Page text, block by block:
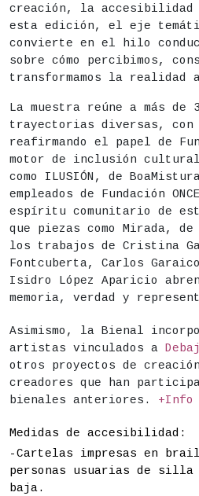
creación, la
esta edición, el eje
convierte en el hilo
sobre cómo percibimos,
transformamos la
La muestra reúne a más
trayectorias diversas, con
reafirmando el papel de
motor de inclusión
como ILUSIÓN, de
empleados de Fundación
espíritu comunitario de
que piezas como Mirada,
los trabajos de Cristina
Fontcuberta, Carlos
Isidro López Aparicio
memoria, verdad y
Asimismo, la Bienal
artistas vinculados a
otros proyectos de
creadores que han
bienales anteriores. +Info
Medidas de accesibilidad:
-Cartelas impresas en
personas usuarias de
baja.